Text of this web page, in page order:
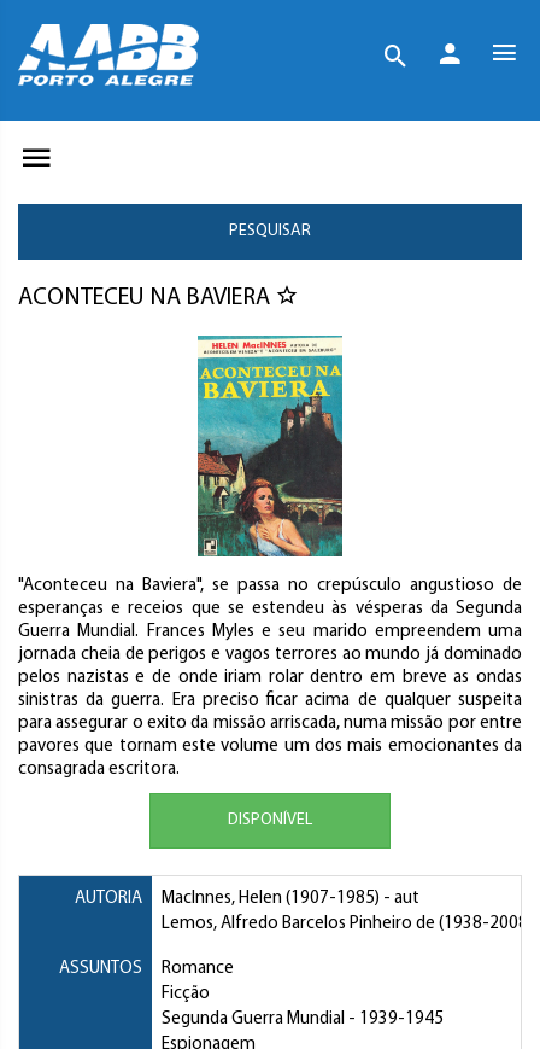
PESQUISAR
ACONTECEU NA BAVIERA
"Aconteceu na Baviera", se passa no crepúsculo angustioso de
esperanças e receios que se estendeu às vésperas da Segunda
Guerra Mundial. Frances Myles e seu marido empreendem uma
jornada cheia de perigos e vagos terrores ao mundo já dominado
pelos nazistas e de onde iriam rolar dentro em breve as ondas
sinistras da guerra. Era preciso ficar acima de qualquer suspeita
para assegurar o exito da missão arriscada, numa missão por entre
pavores que tornam este volume um dos mais emocionantes da
consagrada escritora.
DISPONÍVEL
AUTORIA MacInnes, Helen (1907-1985) - aut
Lemos, Alfredo Barcelos Pinheiro de (1938-2008)
ASSUNTOS
Romance
Ficção
Segunda Guerra Mundial - 1939-1945
Espionagem